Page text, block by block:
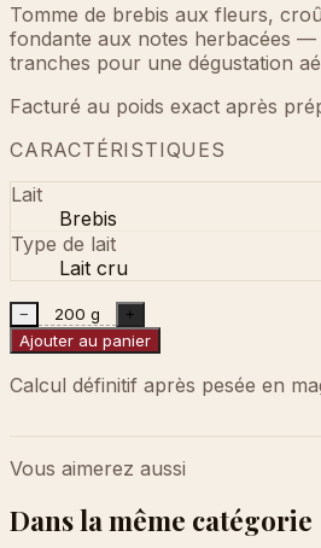
Tomme de brebis aux fleurs,
fondante aux notes herbacées
tranches pour une dégustation
Facturé au poids exact après
CARACTÉRISTIQUES
Lait
Brebis
Type de lait
Lait cru
− 200 g +
Ajouter au panier
Calcul définitif après pesée en
Vous aimerez aussi
Dans la même catégorie